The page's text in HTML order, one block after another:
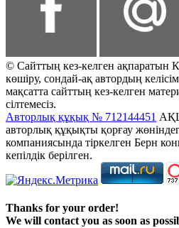
© Сайттың кез-келген
көшіру, сондай-ақ автордың
мақсатта сайттың кез-келген
сілтемесіз.
Авторлық құқық № 712144451
авторлық құқықты қорғау
компаниясында тіркелген Берн
кепілдік берілген.
Thanks for your order!
We will contact you as soon as